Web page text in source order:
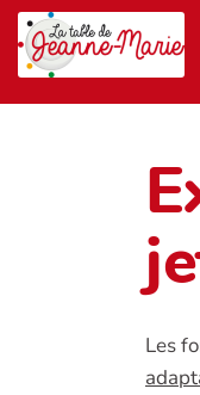
Aller au contenu
Les